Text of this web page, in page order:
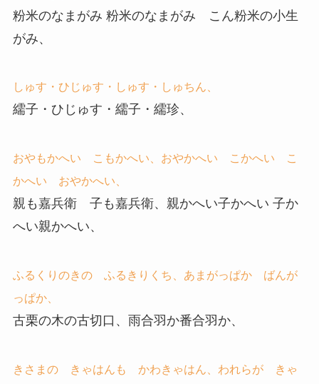
粉米のなまがみ 粉米のなまがみ こん粉米の小生
がみ、
しゅす・ひじゅす・しゅす・しゅちん、
繻子・ひじゅす・繻子・繻珍、
おやもかへい こもかへい、おやかへい こかへい こ
かへい おやかへい、
親も嘉兵衛 子も嘉兵衛、親かへい子かへい 子か
へい親かへい、
ふるくりのきの ふるきりくち、あまがっぱか ばんが
っぱか、
古栗の木の古切口、雨合羽か番合羽か、
きさまの きゃはんも かわきゃはん、われらが きゃ